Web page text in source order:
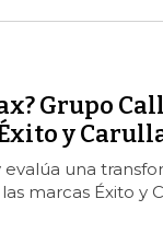
Grupo
y
una
marcas Éxito y